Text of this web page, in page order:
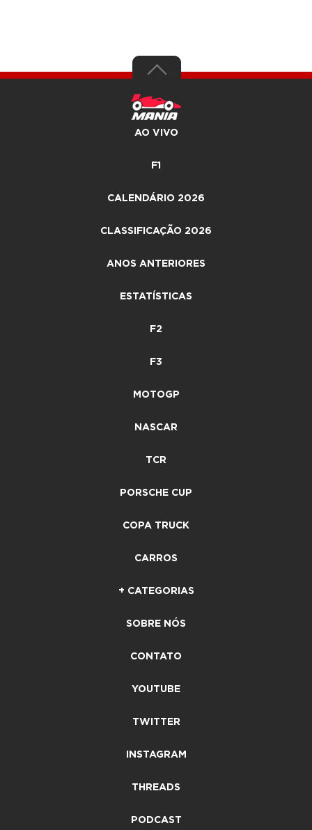
AO VIVO
F1
CALENDÁRIO 2026
CLASSIFICAÇÃO 2026
ANOS ANTERIORES
ESTATÍSTICAS
F2
F3
MOTOGP
NASCAR
TCR
PORSCHE CUP
COPA TRUCK
CARROS
+ CATEGORIAS
SOBRE NÓS
CONTATO
YOUTUBE
TWITTER
INSTAGRAM
THREADS
PODCAST